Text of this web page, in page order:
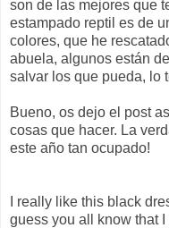
son de las mejores que
estampado reptil es de
colores, que he
abuela, algunos están
salvar los que pueda, lo
Bueno, os dejo el post
cosas que hacer. La
este año tan ocupado!
I really like this black
guess you all know that